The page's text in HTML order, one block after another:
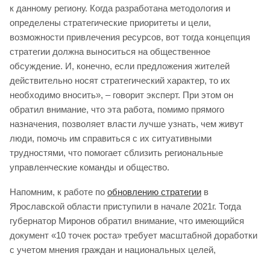
к данному региону. Когда разработана методология и
определены стратегические приоритеты и цели,
возможности привлечения ресурсов, вот тогда концепция
стратегии должна выноситься на общественное
обсуждение. И, конечно, если предложения жителей
действительно носят стратегический характер, то их
необходимо вносить», – говорит эксперт. При этом он
обратил внимание, что эта работа, помимо прямого
назначения, позволяет власти лучше узнать, чем живут
люди, помочь им справиться с их ситуативными
трудностями, что помогает сблизить региональные
управленческие команды и общество.
Напомним, к работе по обновлению стратегии в
Ярославской области приступили в начале 2021г. Тогда
губернатор Миронов обратил внимание, что имеющийся
документ «10 точек роста» требует масштабной доработки
с учетом мнения граждан и национальных целей,